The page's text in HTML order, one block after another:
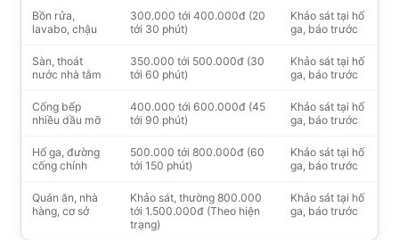
Bồn rửa,
lavabo, chậu
300.000 tới 400.000đ (20
tới 30 phút)
Khảo sát tại hố
ga, báo trước
Sàn, thoát
nước nhà tắm
350.000 tới 500.000đ (30
tới 60 phút)
Khảo sát tại hố
ga, báo trước
Cống bếp
nhiều dầu mỡ
400.000 tới 600.000đ (45
tới 90 phút)
Khảo sát tại hố
ga, báo trước
Hố ga, đường
cống chính
500.000 tới 800.000đ (60
tới 150 phút)
Khảo sát tại hố
ga, báo trước
Quán ăn, nhà
hàng, cơ sở
Khảo sát, thường 800.000
tới 1.500.000đ (Theo hiện
trạng)
Khảo sát tại hố
ga, báo trước